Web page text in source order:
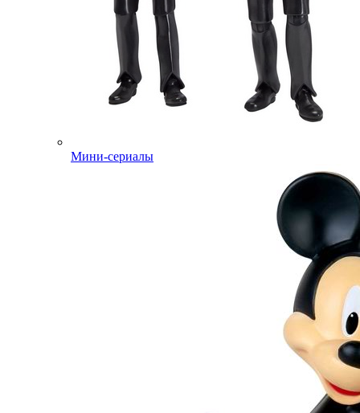
Мини-сериалы